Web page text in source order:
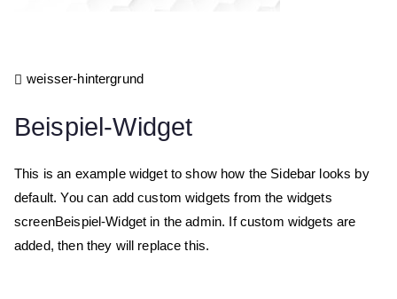
weisser-hintergrund
Beispiel-Widget
This is an example widget to show how the Sidebar looks by
default. You can add custom widgets from the widgets
screenBeispiel-Widget in the admin. If custom widgets are
added, then they will replace this.